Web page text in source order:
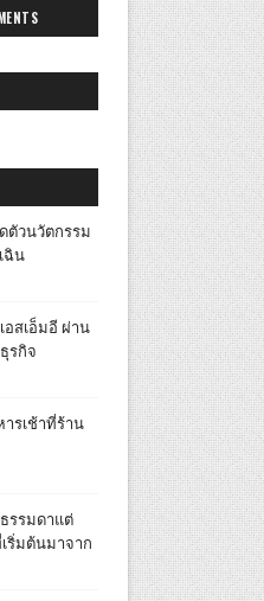
ตัวนวัตกรรม
ฉิน
อสเอ็มอี ผ่าน
รกิจ
รเช้าที่ร้าน
รรมดาแต่
ริ่มต้นมาจาก